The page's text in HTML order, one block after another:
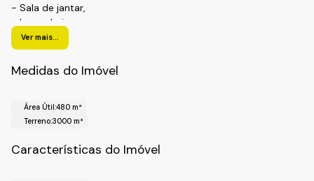
- Sala de jantar,
- Lavanderia,
Área Externa
- Churrasqueira,
- Salão de jogos,
- Viveiro,
- Pomar,
Ver mais...
Medidas do Imóvel
Área Útil:480 m²
Terreno:3000 m²
Características do Imóvel